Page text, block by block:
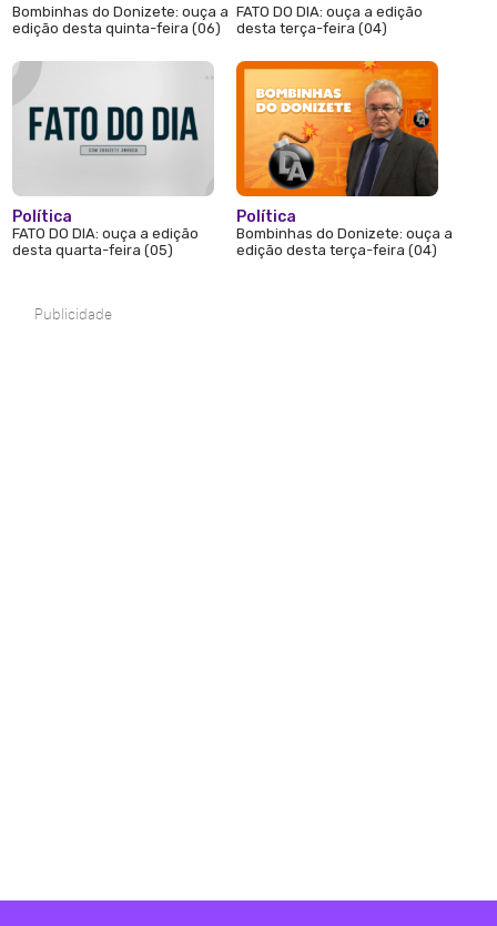
Bombinhas do Donizete: ouça a
edição desta quinta-feira (06)
Política
FATO DO DIA: ouça a edição
desta quarta-feira (05)
FATO DO DIA: ouça a edição
desta terça-feira (04)
Política
Bombinhas do Donizete: ouça a
edição desta terça-feira (04)
Publicidade